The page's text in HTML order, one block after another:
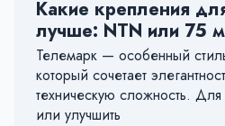
Какие крепления
лучше: NTN или 75
Телемарк — особенный
который сочетает
техническую сложность. Для
или улучшить